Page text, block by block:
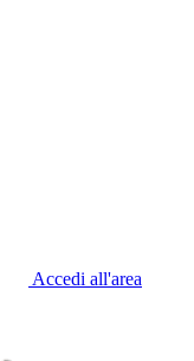
Accedi all'area